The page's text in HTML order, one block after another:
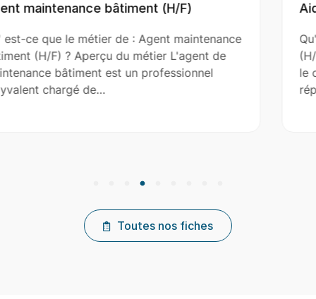
de
Aide Couvreur (H/F)
Qu' est-ce que le métier de : Aide
(H/F) ? Aperçu du métier L'aide
le couvreur principal dans l’installation,
réparation et…
Toutes nos fiches